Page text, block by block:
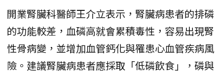
開業腎臟科醫師王介立表示，腎臟病患者的排磷
的功能較差，血磷高就會累積毒性，容易出現腎
性骨病變，並增加血管鈣化與罹患心血管疾病風
險。建議腎臟病患者應採取「低磷飲食」，磷與